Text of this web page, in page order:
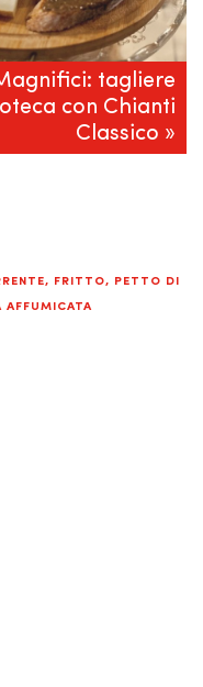
tagliere
con Chianti
Classico »
, FRITTO, PETTO DI
AFFUMICATA